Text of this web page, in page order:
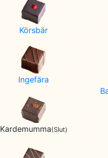
Körsbär
Ingefära
Kardemumma(Slut)